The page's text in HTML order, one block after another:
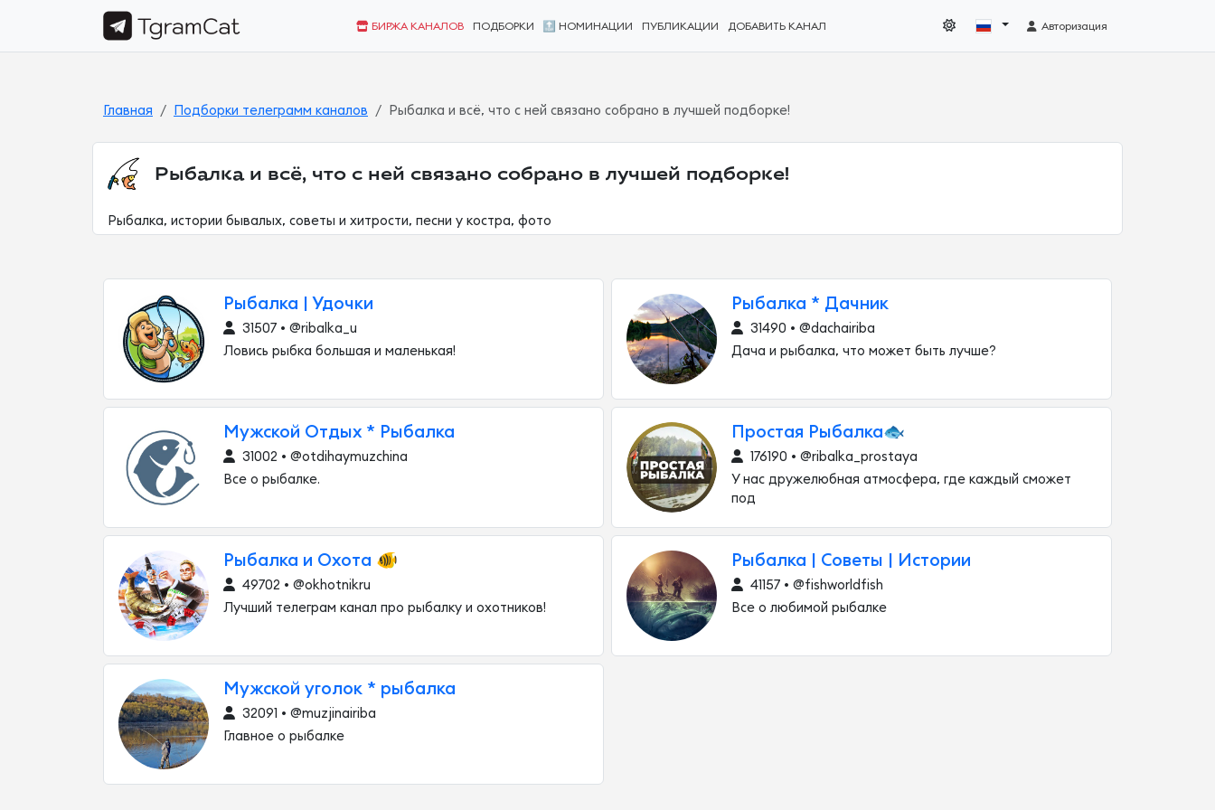
БИРЖА КАНАЛОВ ПОДБОРКИ 🔝 НОМИНАЦИИ ПУБЛИКАЦИИ ДОБАВИТЬ КАНАЛ Авторизация
Главная Подборки телеграмм каналов Рыбалка и всё, что с ней связано собрано в лучшей подборке!
Рыбалка и всё, что с ней связано собрано в лучшей подборке!
Рыбалка, истории бывалых, советы и хитрости, песни у костра, фото
Рыбалка | Удочки
31507 • @ribalka_u
Ловись рыбка большая и маленькая!
Рыбалка * Дачник
31490 • @dachairiba
Дача и рыбалка, что может быть лучше?
Мужской Отдых * Рыбалка
31002 • @otdihaymuzchina
Все о рыбалке.
Простая Рыбалка🐟
176190 • @ribalka_prostaya
У нас дружелюбная атмосфера, где каждый сможет
под
Рыбалка и Охота 🐠
49702 • @okhotnikru
Лучший телеграм канал про рыбалку и охотников!
Рыбалка | Советы | Истории
41157 • @fishworldfish
Все о любимой рыбалке
Мужской уголок * рыбалка
32091 • @muzjinairiba
Главное о рыбалке